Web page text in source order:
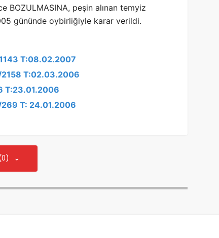
BOZULMASINA, peşin alınan temyiz
gününde oybirliğiyle karar verildi.
T:08.02.2007
2158 T:02.03.2006
T:23.01.2006
T: 24.01.2006